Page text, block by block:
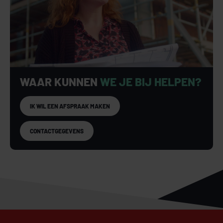
WAAR KUNNEN WE JE BIJ HELPEN?
IK WIL EEN AFSPRAAK MAKEN
CONTACTGEGEVENS